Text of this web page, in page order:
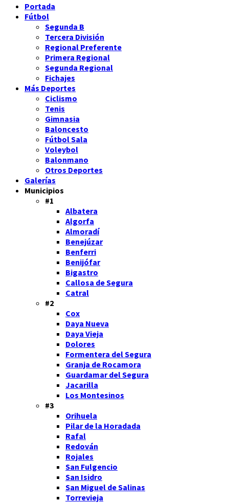
Portada
Fútbol
Segunda B
Tercera División
Regional Preferente
Primera Regional
Segunda Regional
Fichajes
Más Deportes
Ciclismo
Tenis
Gimnasia
Baloncesto
Fútbol Sala
Voleybol
Balonmano
Otros Deportes
Galerías
Municipios
#1
Albatera
Algorfa
Almoradí
Benejúzar
Benferri
Benijófar
Bigastro
Callosa de Segura
Catral
#2
Cox
Daya Nueva
Daya Vieja
Dolores
Formentera del Segura
Granja de Rocamora
Guardamar del Segura
Jacarilla
Los Montesinos
#3
Orihuela
Pilar de la Horadada
Rafal
Redován
Rojales
San Fulgencio
San Isidro
San Miguel de Salinas
Torrevieja